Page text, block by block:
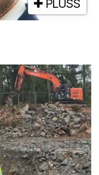
PLUSS